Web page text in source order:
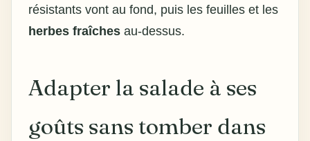
résistants vont au fond, puis les feuilles et les
herbes fraîches au-dessus.
Adapter la salade à ses
goûts sans tomber dans